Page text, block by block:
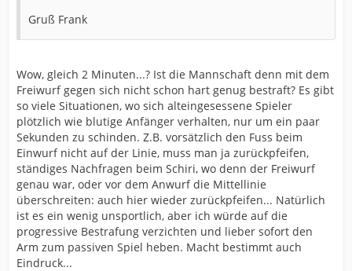
Gruß Frank
Wow, gleich 2 Minuten...? Ist die Mannschaft denn mit dem
Freiwurf gegen sich nicht schon hart genug bestraft? Es gibt
so viele Situationen, wo sich alteingesessene Spieler
plötzlich wie blutige Anfänger verhalten, nur um ein paar
Sekunden zu schinden. Z.B. vorsätzlich den Fuss beim
Einwurf nicht auf der Linie, muss man ja zurückpfeifen,
ständiges Nachfragen beim Schiri, wo denn der Freiwurf
genau war, oder vor dem Anwurf die Mittellinie
überschreiten: auch hier wieder zurückpfeifen... Natürlich
ist es ein wenig unsportlich, aber ich würde auf die
progressive Bestrafung verzichten und lieber sofort den
Arm zum passiven Spiel heben. Macht bestimmt auch
Eindruck...